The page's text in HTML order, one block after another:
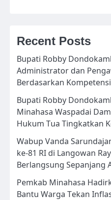
Recent Posts
Bupati Robby
Administrator dan
Berdasarkan
Bupati Robby
Minahasa Waspadai
Hukum Tua Tingkatkan
Wabup Vanda
ke-81 RI di Langowan
Berlangsung Sepanjang
Pemkab Minahasa
Bantu Warga Tekan